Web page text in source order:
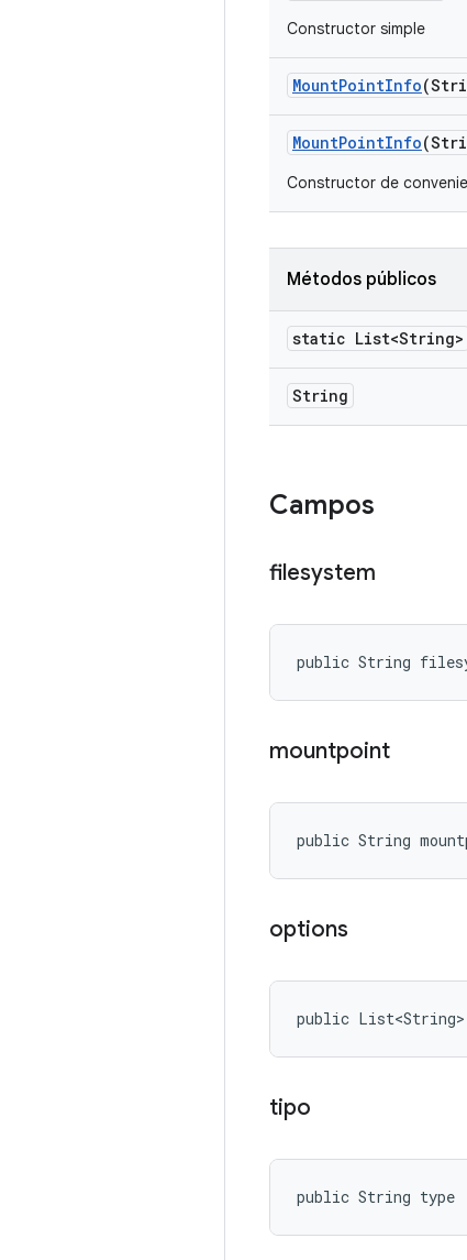
Constructor simple
MountPointInfo
MountPointInfo
Constructor de
Métodos públicos
static List<String>
String
Campos
filesystem
public String
mountpoint
public String
options
public
tipo
public String type